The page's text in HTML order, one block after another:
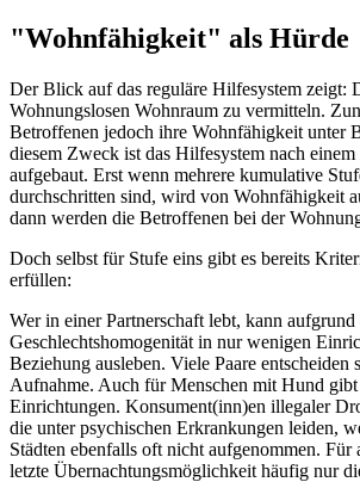
"Wohnfähigkeit" als Hürde
Der Blick auf das reguläre Hilfesystem zeigt:
Wohnungslosen Wohnraum zu vermitteln.
Betroffenen jedoch ihre Wohnfähigkeit unter
diesem Zweck ist das Hilfesystem nach
aufgebaut. Erst wenn mehrere kumulative
durchschritten sind, wird von Wohnfähigkeit
dann werden die Betroffenen bei der
Doch selbst für Stufe eins gibt es bereits
erfüllen:
Wer in einer Partnerschaft lebt, kann aufgrund
Geschlechtshomogenität in nur wenigen
Beziehung ausleben. Viele Paare entscheiden
Aufnahme. Auch für Menschen mit Hund
Einrichtungen. Konsument(inn)en illegaler
die unter psychischen Erkrankungen leiden,
Städten ebenfalls oft nicht aufgenommen. Für
letzte Übernachtungsmöglichkeit häufig nur